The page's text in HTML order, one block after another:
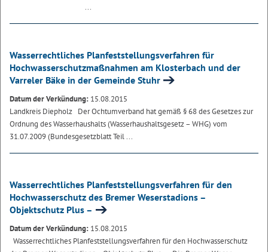
...
Wasserrechtliches Planfeststellungsverfahren für
Hochwasserschutzmaßnahmen am Klosterbach und der
Varreler Bäke in der Gemeinde Stuhr
Datum der Verkündung: 15.08.2015
Landkreis Diepholz Der Ochtumverband hat gemäß § 68 des Gesetzes zur
Ordnung des Wasserhaushalts (Wasserhaushaltsgesetz – WHG) vom
31.07.2009 (Bundesgesetzblatt Teil ...
Wasserrechtliches Planfeststellungsverfahren für den
Hochwasserschutz des Bremer Weserstadions –
Objektschutz Plus –
Datum der Verkündung: 15.08.2015
Wasserrechtliches Planfeststellungsverfahren für den Hochwasserschutz